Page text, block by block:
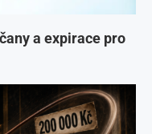
a expirace pro